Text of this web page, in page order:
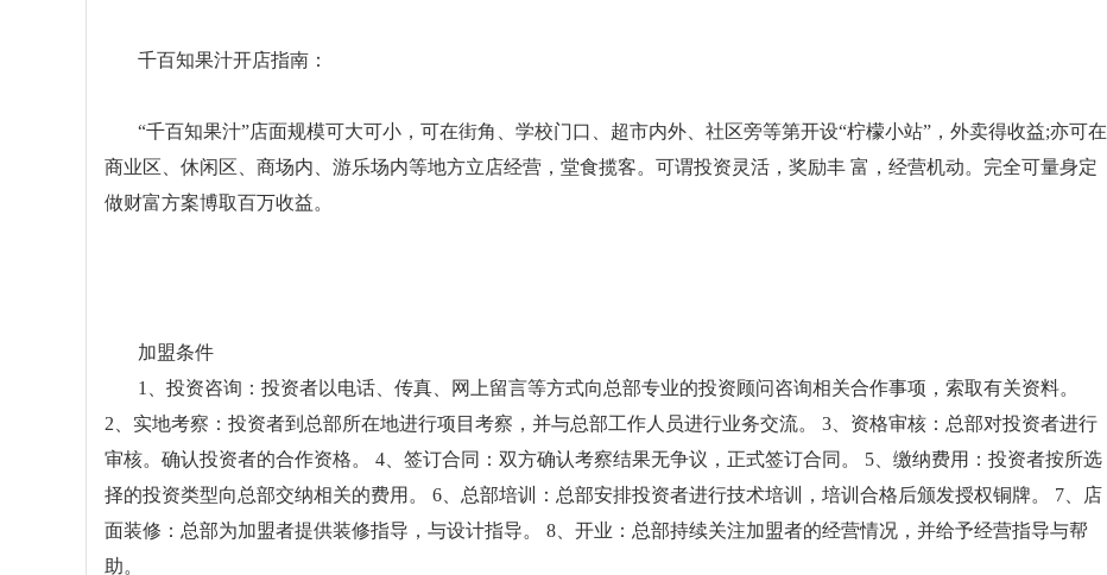
千百知果汁开店指南：
“千百知果汁”店面规模可大可小，可在街角、学校门口、超市内外、社区旁等第开设“柠檬小站”，外卖得收益;亦可在
商业区、休闲区、商场内、游乐场内等地方立店经营，堂食揽客。可谓投资灵活，奖励丰 富，经营机动。完全可量身定
做财富方案博取百万收益。
加盟条件
1、投资咨询：投资者以电话、传真、网上留言等方式向总部专业的投资顾问咨询相关合作事项，索取有关资料。
2、实地考察：投资者到总部所在地进行项目考察，并与总部工作人员进行业务交流。 3、资格审核：总部对投资者进行
审核。确认投资者的合作资格。 4、签订合同：双方确认考察结果无争议，正式签订合同。 5、缴纳费用：投资者按所选
择的投资类型向总部交纳相关的费用。 6、总部培训：总部安排投资者进行技术培训，培训合格后颁发授权铜牌。 7、店
面装修：总部为加盟者提供装修指导，与设计指导。 8、开业：总部持续关注加盟者的经营情况，并给予经营指导与帮
助。